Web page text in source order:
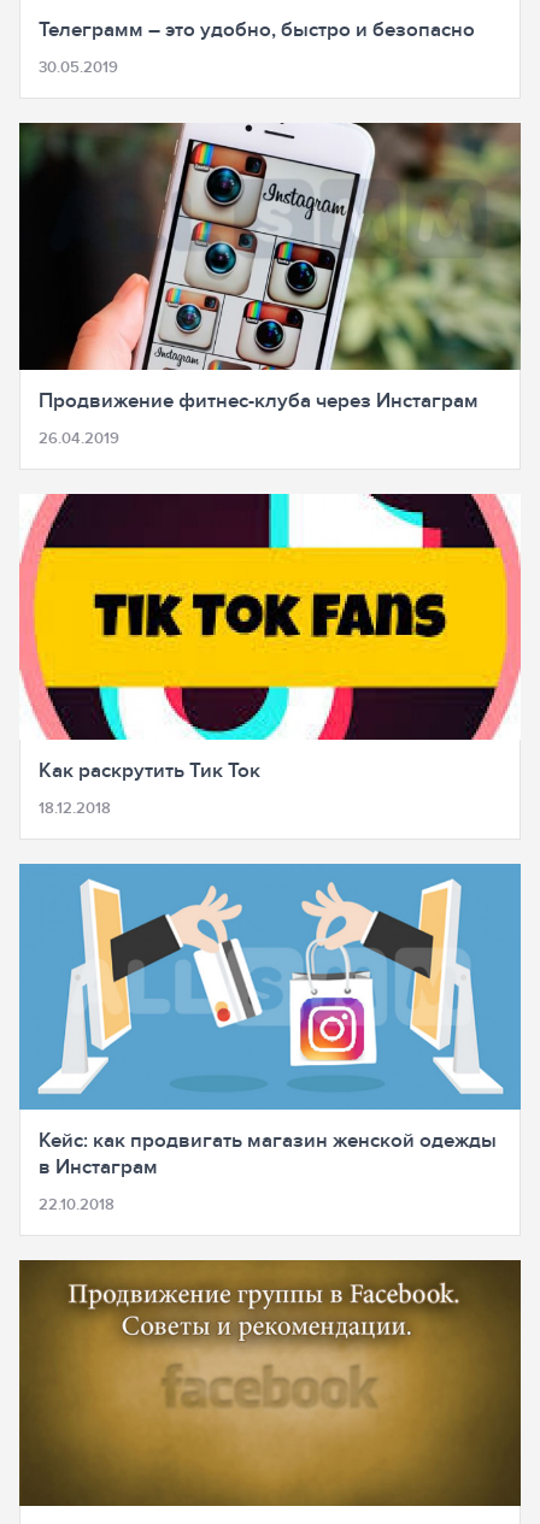
Телеграмм – это удобно, быстро и безопасно
30.05.2019
Продвижение фитнес-клуба через Инстаграм
26.04.2019
Как раскрутить Тик Ток
18.12.2018
Кейс: как продвигать магазин женской одежды
в Инстаграм
22.10.2018